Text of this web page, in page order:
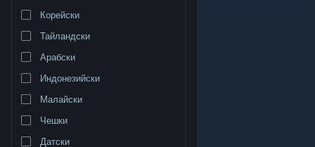
Корейски
Тайландски
Арабски
Индонезийски
Малайски
Чешки
Датски